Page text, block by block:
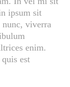
ipsum sit
nunc, viverra
enim.
est